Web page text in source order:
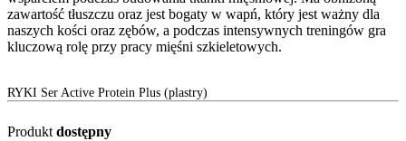
zawartość tłuszczu oraz jest bogaty w wapń, który jest ważny dla
naszych kości oraz zębów, a podczas intensywnych treningów gra
kluczową rolę przy pracy mięśni szkieletowych.
RYKI Ser Active Protein Plus (plastry)
Produkt dostępny